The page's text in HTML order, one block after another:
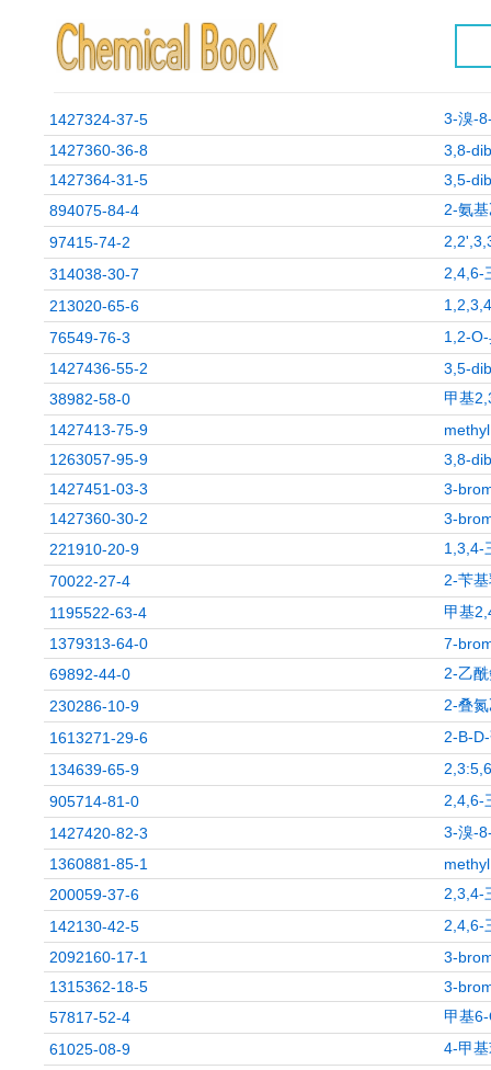
1427324-37-5
3-溴-
1427360-36-8
3,8-
1427364-31-5
3,5-
894075-84-4
2-氨
97415-74-2
314038-30-7
2,4,6-
213020-65-6
76549-76-3
1,2-
1427436-55-2
3,5-
38982-58-0
甲基
1427413-75-9
1263057-95-9
3,8-
1427451-03-3
3-
1427360-30-2
3-
221910-20-9
1,3,4-
70022-27-4
2-苄
1195522-63-4
甲基
1379313-64-0
7-
69892-44-0
2-乙
230286-10-9
2-叠
1613271-29-6
2-Β-
134639-65-9
905714-81-0
2,4,6-
1427420-82-3
3-溴-
1360881-85-1
200059-37-6
2,3,4-
142130-42-5
2,4,6-
2092160-17-1
3-
1315362-18-5
3-
57817-52-4
甲基
61025-08-9
4-甲